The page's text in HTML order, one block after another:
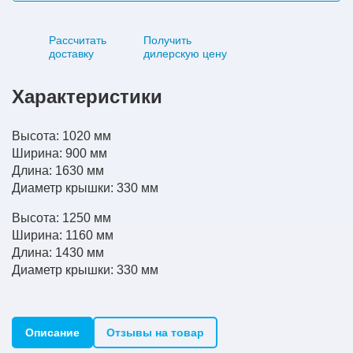
Характеристики
Высота: 1020 мм
Ширина: 900 мм
Длина: 1630 мм
Диаметр крышки: 330 мм
Высота: 1250 мм
Ширина: 1160 мм
Длина: 1430 мм
Диаметр крышки: 330 мм
Рассчитать
доставку
Получить
дилерскую цену
Описание Отзывы на товар